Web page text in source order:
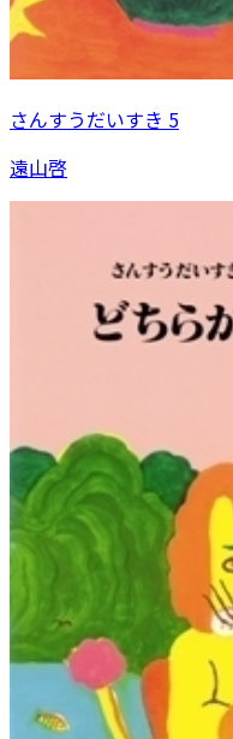
さんすうだいすき 5
遠山啓